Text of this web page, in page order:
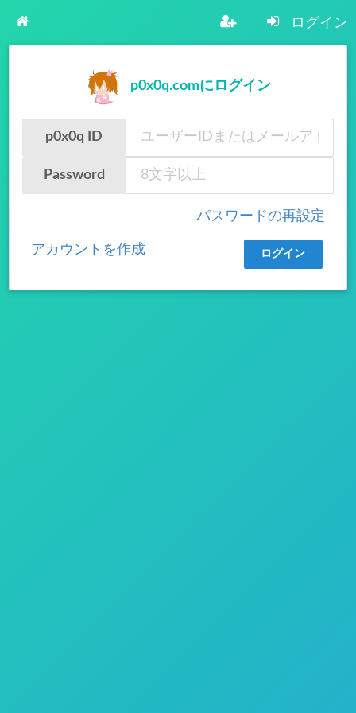
ログイン
p0x0q.comにログイン
p0x0q ID
Password
パスワードの再設定
アカウントを作成 ログイン